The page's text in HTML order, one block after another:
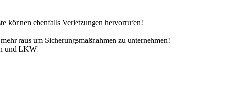
können ebenfalls Verletzungen hervorrufen!
raus um Sicherungsmaßnahmen zu unternehmen!
und LKW!